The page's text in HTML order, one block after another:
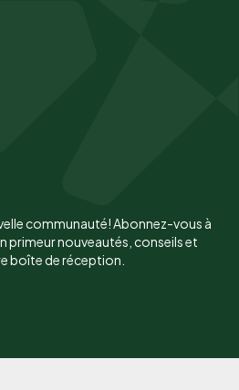
communauté! Abonnez-vous à
primeur nouveautés, conseils et
boîte de réception.